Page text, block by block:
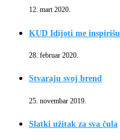
12. mart 2020.
KUD Idijoti me inspirišu
28. februar 2020.
Stvaraju svoj brend
25. novembar 2019.
Slatki užitak za sva čula